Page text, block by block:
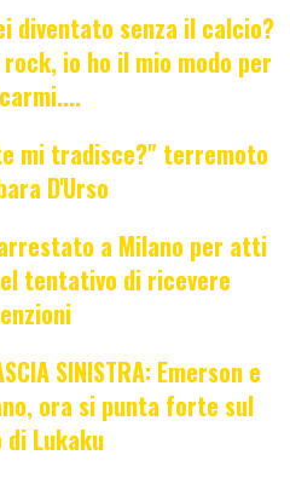
diventato senza il calcio?
io ho il mio modo per
mi tradisce?" terremoto
D'Urso
arrestato a Milano per atti
tentativo di ricevere
SINISTRA: Emerson e
ora si punta forte sul
di Lukaku